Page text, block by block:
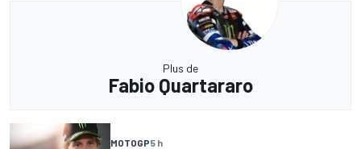
Plus de
Fabio Quartararo
MOTOGP5 h